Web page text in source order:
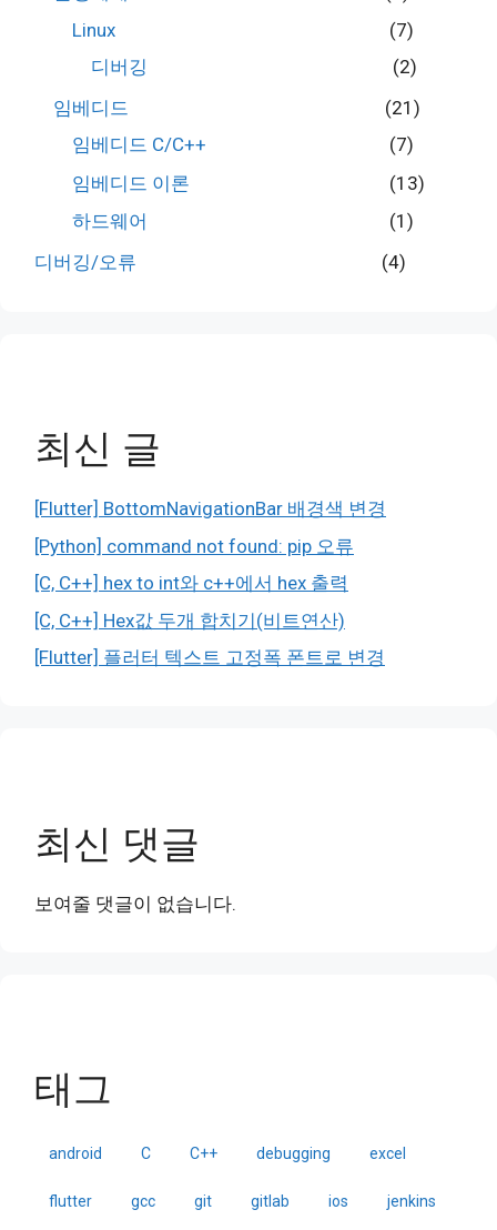
Linux
(7)
디버깅
(2)
임베디드
(21)
임베디드 C/C++
(7)
임베디드 이론
(13)
하드웨어
(1)
디버깅/오류
(4)
최신 글
[Flutter] BottomNavigationBar 배경색 변경
[Python] command not found: pip 오류
[C, C++] hex to int와 c++에서 hex 출력
[C, C++] Hex값 두개 합치기(비트연산)
[Flutter] 플러터 텍스트 고정폭 폰트로 변경
최신 댓글
보여줄 댓글이 없습니다.
태그
android C C++ debugging excel
flutter gcc git gitlab ios jenkins